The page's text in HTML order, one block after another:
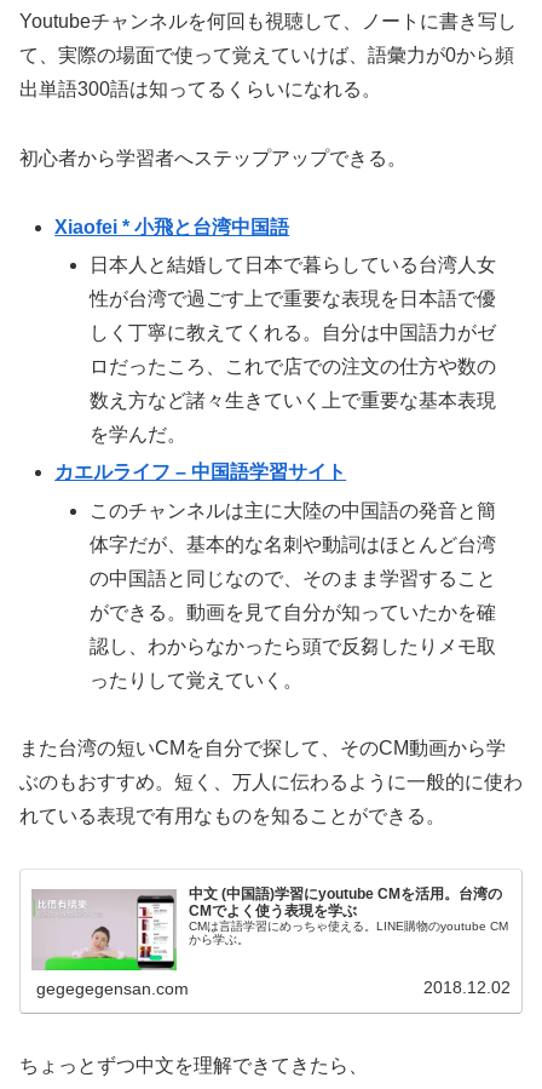
Youtubeチャンネルを何回も視聴して、ノートに書き写し
て、実際の場面で使って覚えていけば、語彙力が0から頻
出単語300語は知ってるくらいになれる。
初心者から学習者へステップアップできる。
Xiaofei * 小飛と台湾中国語
日本人と結婚して日本で暮らしている台湾人女
性が台湾で過ごす上で重要な表現を日本語で優
しく丁寧に教えてくれる。自分は中国語力がゼ
ロだったころ、これで店での注文の仕方や数の
数え方など諸々生きていく上で重要な基本表現
を学んだ。
カエルライフ – 中国語学習サイト
このチャンネルは主に大陸の中国語の発音と簡
体字だが、基本的な名刺や動詞はほとんど台湾
の中国語と同じなので、そのまま学習すること
ができる。動画を見て自分が知っていたかを確
認し、わからなかったら頭で反芻したりメモ取
ったりして覚えていく。
また台湾の短いCMを自分で探して、そのCM動画から学
ぶのもおすすめ。短く、万人に伝わるように一般的に使わ
れている表現で有用なものを知ることができる。
中文 (中国語)学習にyoutube CMを活用。台湾の
CMでよく使う表現を学ぶ
CMは言語学習にめっちゃ使える。LINE購物のyoutube CM
から学ぶ。
gegegegensan.com 2018.12.02
ちょっとずつ中文を理解できてきたら、